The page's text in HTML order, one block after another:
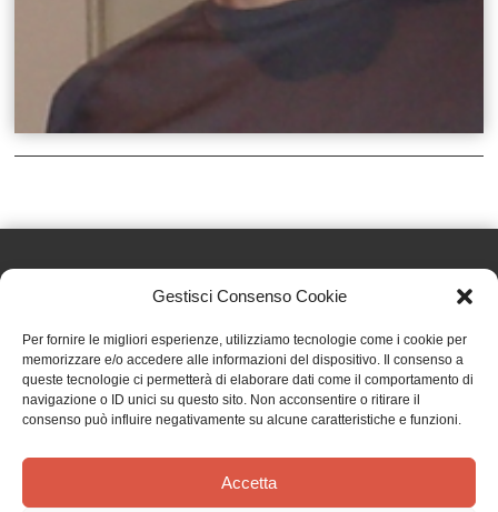
Gestisci Consenso Cookie
Per fornire le migliori esperienze, utilizziamo tecnologie come i cookie per
memorizzare e/o accedere alle informazioni del dispositivo. Il consenso a
queste tecnologie ci permetterà di elaborare dati come il comportamento di
navigazione o ID unici su questo sito. Non acconsentire o ritirare il
consenso può influire negativamente su alcune caratteristiche e funzioni.
Accetta
Effatà Editrice di Pellegrino Paolo SAS
C.F. e P.IVA 09655250018
Via Tre Denti, 1 - 10060 Cantalupa (TO)
Telefono: (+39) 0121 353452 - Fax: (+39) 0121 353839